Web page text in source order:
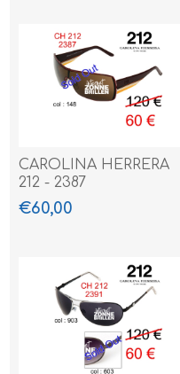
CAROLINA HERRERA
212 - 2387
€60,00